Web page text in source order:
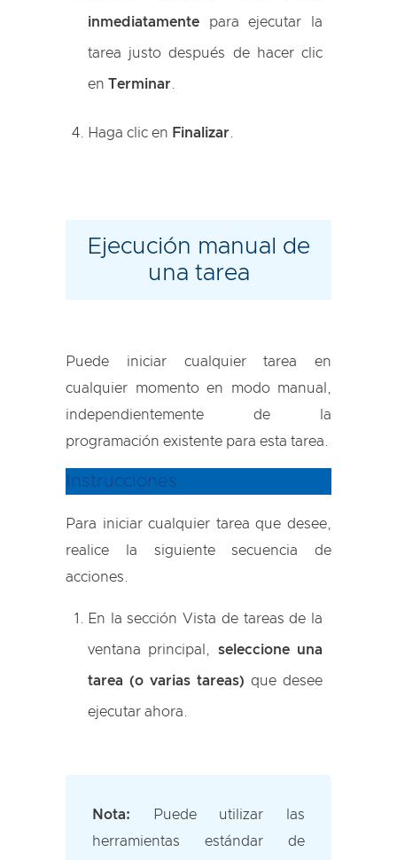
inmediatamente para ejecutar la
tarea justo después de hacer clic
en Terminar.
Haga clic en Finalizar.
Ejecución manual de
una tarea
Puede iniciar cualquier tarea en
cualquier momento en modo manual,
independientemente de la
programación existente para esta tarea.
Instrucciones
Para iniciar cualquier tarea que desee,
realice la siguiente secuencia de
acciones.
En la sección Vista de tareas de la
ventana principal, seleccione una
tarea (o varias tareas) que desee
ejecutar ahora.
Nota: Puede utilizar las
herramientas estándar de